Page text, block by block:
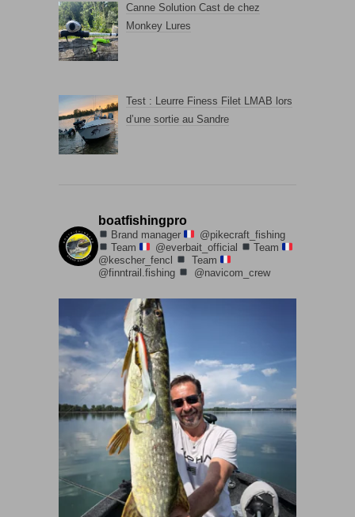
Canne Solution Cast de chez
Monkey Lures
Test : Leurre Finess Filet LMAB lors
d’une sortie au Sandre
boatfishingpro
Brand manager
@pikecraft_fishing
Team
@everbait_official
Team
@kescher_fencl
Team
@finntrail.fishing
@navicom_crew